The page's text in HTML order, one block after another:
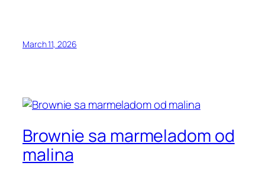
March 11, 2026
Brownie sa marmeladom od
malina